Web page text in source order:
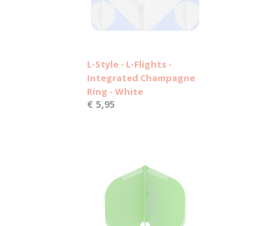
L-Style - L-Flights -
Integrated Champagne
Ring - White
€ 5,95